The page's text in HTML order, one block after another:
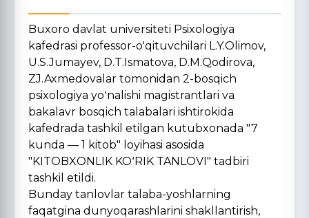
Buxoro davlat universiteti Psixologiya
kafedrasi professor-o'qituvchilari L.Y.Olimov,
U.S.Jumayev, D.T.Ismatova, D.M.Qodirova,
ZJ.Axmedovalar tomonidan 2-bosqich
psixologiya yoʻnalishi magistrantlari va
bakalavr bosqich talabalari ishtirokida
kafedrada tashkil etilgan kutubxonada "7
kunda — 1 kitob" loyihasi asosida
"KITOBXONLIK KOʻRIK TANLOVI" tadbiri
tashkil etildi.
Bunday tanlovlar talaba-yoshlarning
faqatgina dunyoqarashlarini shakllantirish,